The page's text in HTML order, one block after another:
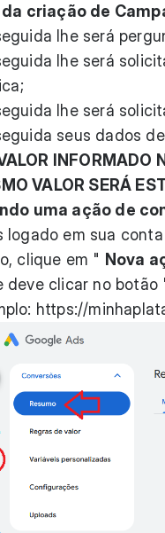
criação de
lhe será
lhe será
lhe será
seus dados
INFORMADO
VALOR SERÁ
uma ação de
logado em sua
clique em " Nova
deve clicar no botão
https://